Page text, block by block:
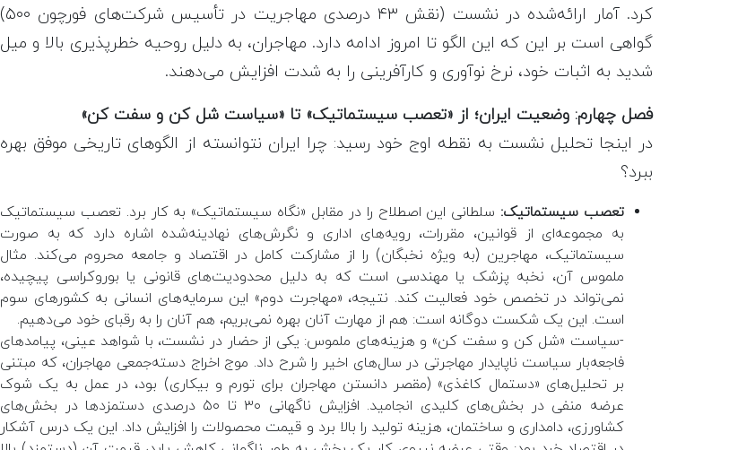
کرد. آمار ارائه‌شده در نشست (نقش ۴۳ درصدی مهاجریت در تأسیس شرکت‌های فورچون ۵۰۰)
گواهی است بر این که این الگو تا امروز ادامه دارد. مهاجران، به دلیل روحیه خطرپذیری بالا و میل
شدید به اثبات خود، نرخ نوآوری و کارآفرینی را به شدت افزایش می‌دهند.
فصل چهارم: وضعیت ایران؛ از «تعصب سیستماتیک» تا «سیاست شل کن و سفت کن»
در اینجا تحلیل نشست به نقطه اوج خود رسید: چرا ایران نتوانسته از الگوهای تاریخی موفق بهره
ببرد؟
تعصب سیستماتیک: سلطانی این اصطلاح را در مقابل «نگاه سیستماتیک» به کار برد. تعصب سیستماتیک
به مجموعه‌ای از قوانین، مقررات، رویه‌های اداری و نگرش‌های نهادینه‌شده اشاره دارد که به صورت
سیستماتیک، مهاجرین (به ویژه نخبگان) را از مشارکت کامل در اقتصاد و جامعه محروم می‌کند. مثال
ملموس آن، نخبه پزشک یا مهندسی است که به دلیل محدودیت‌های قانونی یا بوروکراسی پیچیده،
نمی‌تواند در تخصص خود فعالیت کند. نتیجه، «مهاجرت دوم» این سرمایه‌های انسانی به کشورهای سوم
است. این یک شکست دوگانه است: هم از مهارت آنان بهره نمی‌بریم، هم آنان را به رقبای خود می‌دهیم.
-سیاست «شل کن و سفت کن» و هزینه‌های ملموس: یکی از حضار در نشست، با شواهد عینی، پیامدهای
فاجعه‌بار سیاست ناپایدار مهاجرتی در سال‌های اخیر را شرح داد. موج اخراج دسته‌جمعی مهاجران، که مبتنی
بر تحلیل‌های «دستمال کاغذی» (مقصر دانستن مهاجران برای تورم و بیکاری) بود، در عمل به یک شوک
عرضه منفی در بخش‌های کلیدی انجامید. افزایش ناگهانی ۳۰ تا ۵۰ درصدی دستمزدها در بخش‌های
کشاورزی، دامداری و ساختمان، هزینه تولید را بالا برد و قیمت محصولات را افزایش داد. این یک درس آشکار